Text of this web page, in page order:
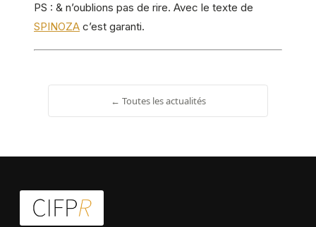
PS : & n’oublions pas de rire. Avec le texte de
SPINOZA c’est garanti.
← Toutes les actualités